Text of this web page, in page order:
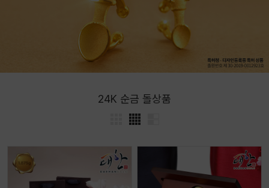
24K 순금 돌상품